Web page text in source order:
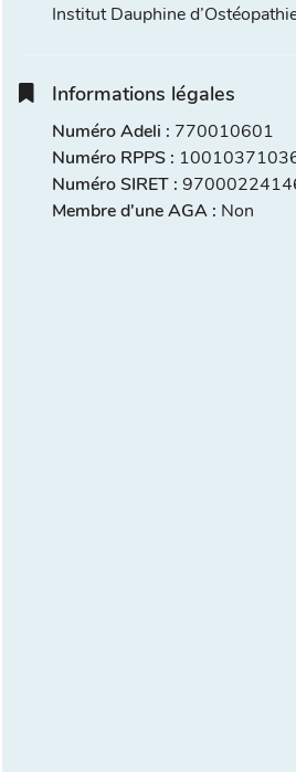
Institut Dauphine
Informations légales
Numéro Adeli : 770010601
Numéro RPPS :
Numéro SIRET :
Membre d'une AGA : Non